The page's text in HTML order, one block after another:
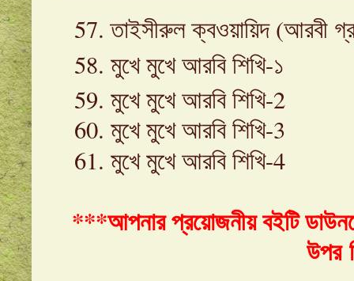
57. তাইসীরুল ক্বওয়ায়িদ (আরবী
58. মুখে মুখে আরবি শিখি-১
59. মুখে মুখে আরবি শিখি-2
60. মুখে মুখে আরবি শিখি-3
61. মুখে মুখে আরবি শিখি-4
***আপনার প্রয়োজনীয় বইটি
উপর